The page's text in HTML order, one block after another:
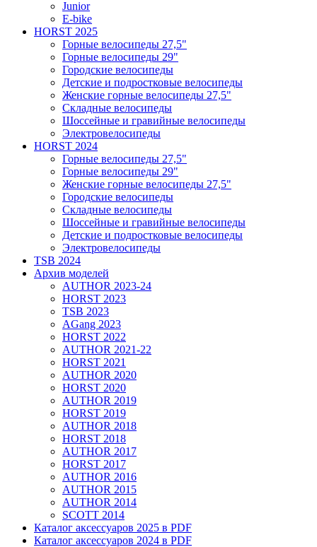
Junior
E-bike
HORST 2025
Горные велосипеды 27,5"
Горные велосипеды 29"
Городские велосипеды
Детские и подростковые велосипеды
Женские горные велосипеды 27,5"
Складные велосипеды
Шоссейные и гравийные велосипеды
Электровелосипеды
HORST 2024
Горные велосипеды 27,5"
Горные велосипеды 29"
Женские горные велосипеды 27,5"
Городские велосипеды
Складные велосипеды
Шоссейные и гравийные велосипеды
Детские и подростковые велосипеды
Электровелосипеды
TSB 2024
Архив моделей
AUTHOR 2023-24
HORST 2023
TSB 2023
AGang 2023
HORST 2022
AUTHOR 2021-22
HORST 2021
AUTHOR 2020
HORST 2020
AUTHOR 2019
HORST 2019
AUTHOR 2018
HORST 2018
AUTHOR 2017
HORST 2017
AUTHOR 2016
AUTHOR 2015
AUTHOR 2014
SCOTT 2014
Каталог аксессуаров 2025 в PDF
Каталог аксессуаров 2024 в PDF